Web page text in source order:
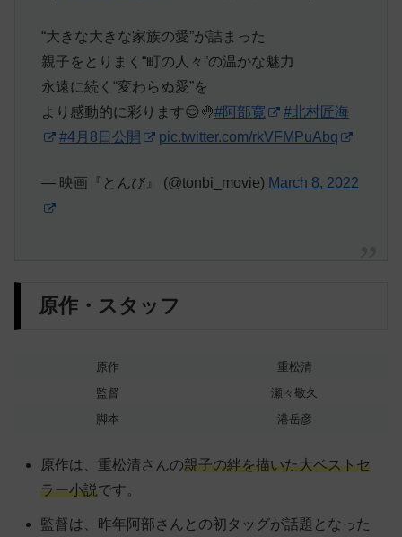
“大きな大きな家族の愛”が詰まった
親子をとりまく“町の人々”の温かな魅力
永遠に続く“変わらぬ愛”を
より感動的に彩ります😌🤚#阿部寛
#北村匠海
#4月8日公開
pic.twitter.com/rkVFMPuAbq
— 映画『とんび』 (@tonbi_movie) March 8, 2022
原作・スタッフ
原作
重松清
監督
瀬々敬久
脚本
港岳彦
原作は、重松清さんの親子の絆を描いた大ベストセ
ラー小説です。
監督は、昨年阿部さんとの初タッグが話題となった